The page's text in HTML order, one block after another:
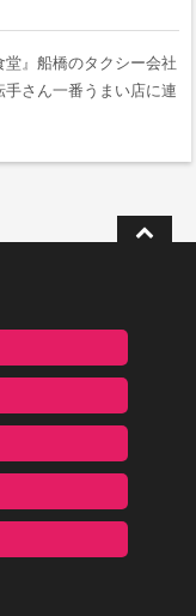
堂』船橋のタクシー会社
さん一番うまい店に連